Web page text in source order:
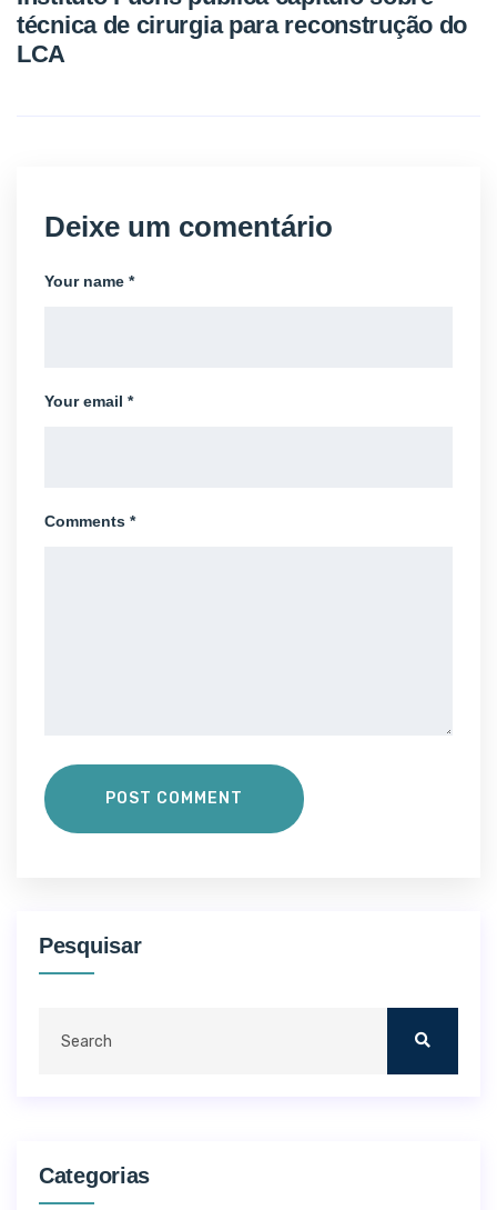
técnica de cirurgia para reconstrução do
LCA
Deixe um comentário
Your name *
Your email *
Comments *
POST COMMENT
Pesquisar
Categorias